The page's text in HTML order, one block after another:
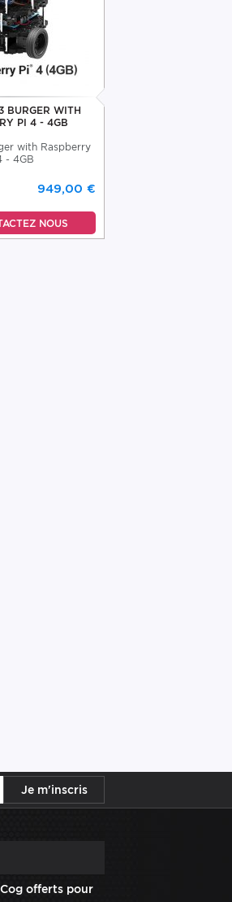
BURGER WITH
PI 4 - 4GB
with Raspberry
- 4GB
949,00 €
offerts pour